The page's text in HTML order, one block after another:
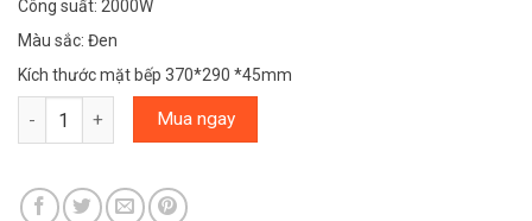
Công suất: 2000W
Màu sắc: Đen
Kích thước mặt bếp 370*290 *45mm
Bếp từ FS 188I số lượngMua ngay